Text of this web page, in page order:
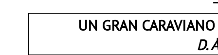
UN GRAN
D.